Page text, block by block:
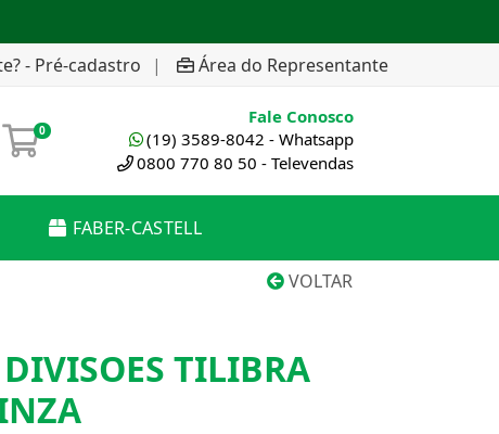
- Pré-cadastro | Área do Representante
0
Fale Conosco
(19) 3589-8042 - Whatsapp
0800 770 80 50 - Televendas
FABER-CASTELL
VOLTAR
TILIBRA